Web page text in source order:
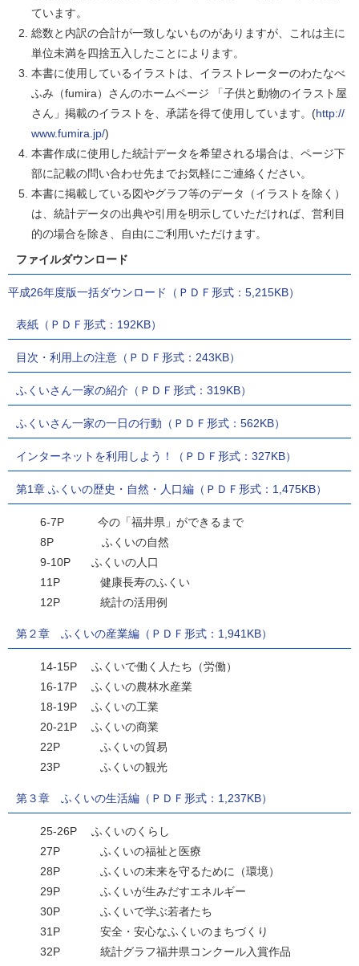
ています。
総数と内訳の合計が一致しないものがありますが、これは主に
単位未満を四捨五入したことによります。
本書に使用しているイラストは、イラストレーターのわたなべ
ふみ（fumira）さんのホームページ 「子供と動物のイラスト屋
さん」掲載のイラストを、承諾を得て使用しています。(http://
www.fumira.jp/)
本書作成に使用した統計データを希望される場合は、ページ下
部に記載の問い合わせ先までお気軽にご連絡ください。
本書に掲載している図やグラフ等のデータ（イラストを除く）
は、統計データの出典や引用を明示していただければ、営利目
的の場合を除き、自由にご利用いただけます。
ファイルダウンロード
平成26年度版一括ダウンロード（ＰＤＦ形式：5,215KB）
表紙（ＰＤＦ形式：192KB）
目次・利用上の注意（ＰＤＦ形式：243KB）
ふくいさん一家の紹介（ＰＤＦ形式：319KB）
ふくいさん一家の一日の行動（ＰＤＦ形式：562KB）
インターネットを利用しよう！（ＰＤＦ形式：327KB）
第1章 ふくいの歴史・自然・人口編（ＰＤＦ形式：1,475KB）
6-7P 今の「福井県」ができるまで
8P ふくいの自然
9-10P ふくいの人口
11P 健康長寿のふくい
12P 統計の活用例
第２章 ふくいの産業編（ＰＤＦ形式：1,941KB）
14-15P ふくいで働く人たち（労働）
16-17P ふくいの農林水産業
18-19P ふくいの工業
20-21P ふくいの商業
22P ふくいの貿易
23P ふくいの観光
第３章 ふくいの生活編（ＰＤＦ形式：1,237KB）
25-26P ふくいのくらし
27P ふくいの福祉と医療
28P ふくいの未来を守るために（環境）
29P ふくいが生みだすエネルギー
30P ふくいで学ぶ若者たち
31P 安全・安心なふくいのまちづくり
32P 統計グラフ福井県コンクール入賞作品